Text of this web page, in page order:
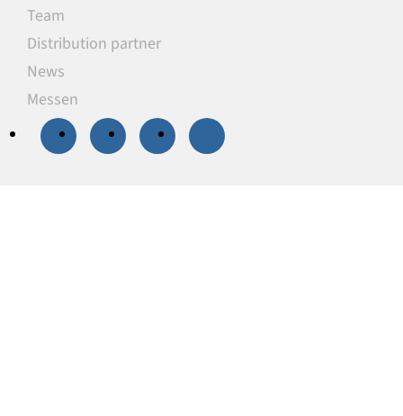
Team
Distribution partner
News
Messen